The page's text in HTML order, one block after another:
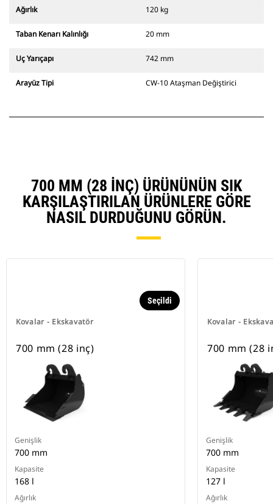
Ağırlık 120 kg
Taban Kenarı Kalınlığı 20 mm
Uç Yarıçapı 742 mm
Arayüz Tipi CW-10 Ataşman Değiştirici
700 MM (28 INÇ) ÜRÜNÜNÜN SIK
KARŞILAŞTIRILAN ÜRÜNLERE GÖRE
NASIL DURDUĞUNU GÖRÜN.
Kovalar - Ekskavatör
Seçildi
700 mm (28 inç)
Genişlik
700 mm
Kapasite
168 l
Ağırlık
Kovalar -
700 mm (28
Genişlik
700 mm
Kapasite
127 l
Ağırlık